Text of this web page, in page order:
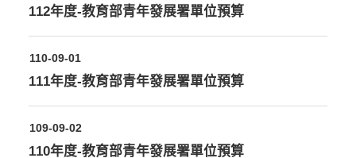
112年度-教育部青年發展署單位預算
110-09-01
111年度-教育部青年發展署單位預算
109-09-02
110年度-教育部青年發展署單位預算